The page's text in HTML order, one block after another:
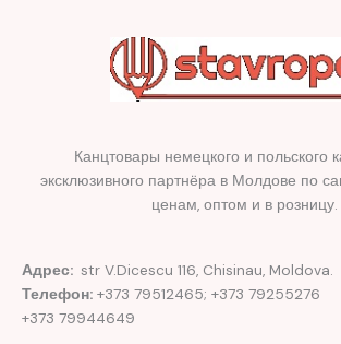
Канцтовары немецкого и польского
эксклюзивного партнёра в Молдове по
ценам, оптом и в розницу.
Адрес: str V.Dicescu 116, Chisinau, Moldova.
Телефон: +373 79512465; +373 79255276
+373 79944649